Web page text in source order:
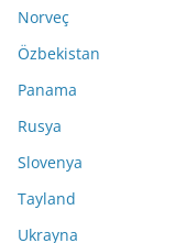
Norveç
Özbekistan
Panama
Rusya
Slovenya
Tayland
Ukrayna